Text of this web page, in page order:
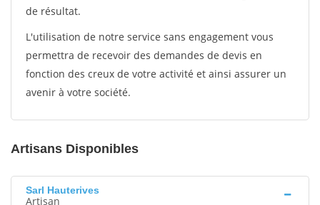
de résultat.
L'utilisation de notre service sans engagement vous
permettra de recevoir des demandes de devis en
fonction des creux de votre activité et ainsi assurer un
avenir à votre société.
Artisans Disponibles
Sarl Hauterives
Artisan